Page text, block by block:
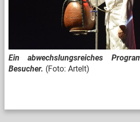
Ein abwechslungsreiches
Besucher. (Foto: Artelt)